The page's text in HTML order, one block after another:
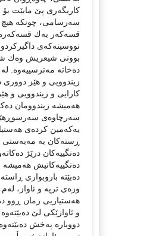
كاریگەری پێ مابێت
سەرسامی، چونكە هیچ
قسەكەر یەك قسەكەرە
نووسینەكەی
بوونی شیعریش وەك
دەخاتە مەترسییەوە.
زیندوویی و هێز دووری
كارایی و زیندوویی و
هەمیشە زیندوومان
سەرچاوەی
یەكەمین كردەی
ڕستەكان بە مەبەستی
دەنگییەكان درێژ
دەنگییەكانیش هەمیشە
دەبێتە باروبواری
وزەی ترپە و ئاواز، لەم
هەستیاریی زمان ڕوو
و ئاوازێكی لێ دەبێتەوە
دووبارە پەخش